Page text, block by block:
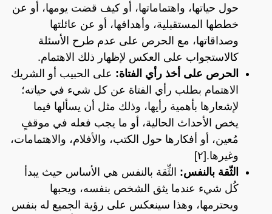
حول حياتها، واهتماماتها، أو كيف قضت يومها، أو عن
خططها المستقبلية، وأهدافها، أو عن عائلتها
وصداقاتها، مع الحرص على عدم طرح الأسئلة
كالاستجواب على العكس لإظهار ذلك الاهتمام.
الحرص على أخذ رأي الفتاة: على الحبيب أو الشريك
الاهتمام بطلب رأي الفتاة عن كل شيء في حياته؛
لإشعارها بأهمية رأيها، وذلك مثل أن يسألها فيما
يخص الأحداث الحالية، أو ما يجب فعله في موقفٍ
مُعين، أو أفكارها حول الكتب، والأفلام، والاهتمامات،
وغيرها.[٢]
الثّقة بالنفس: الثِّقة بالنفس هي الأساس حيث يبدأ
كُل شيء عندما يثق الشخص بنفسه، ويحبها
ويحترمها، وهذا سينعكس على رؤية الجميع له بنفس